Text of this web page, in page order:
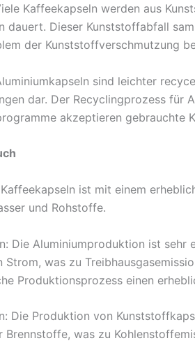
Kaffeekapseln werden aus
dauert. Dieser Kunststoffabfall
der Kunststoffverschmutzung
sind leichter
dar. Der Recyclingprozess für
akzeptieren gebrauchte
ist mit einem
und Rohstoffe.
Die Aluminiumproduktion ist sehr
Strom, was zu
Produktionsprozess einen
Die Produktion von
Brennstoffe, was zu